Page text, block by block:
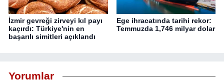
İzmir gevreği zirveyi kıl payı
kaçırdı: Türkiye'nin en
başarılı simitleri açıklandı
Ege ihracatında tarihi rekor:
Temmuzda 1,746 milyar dolar
Yorumlar